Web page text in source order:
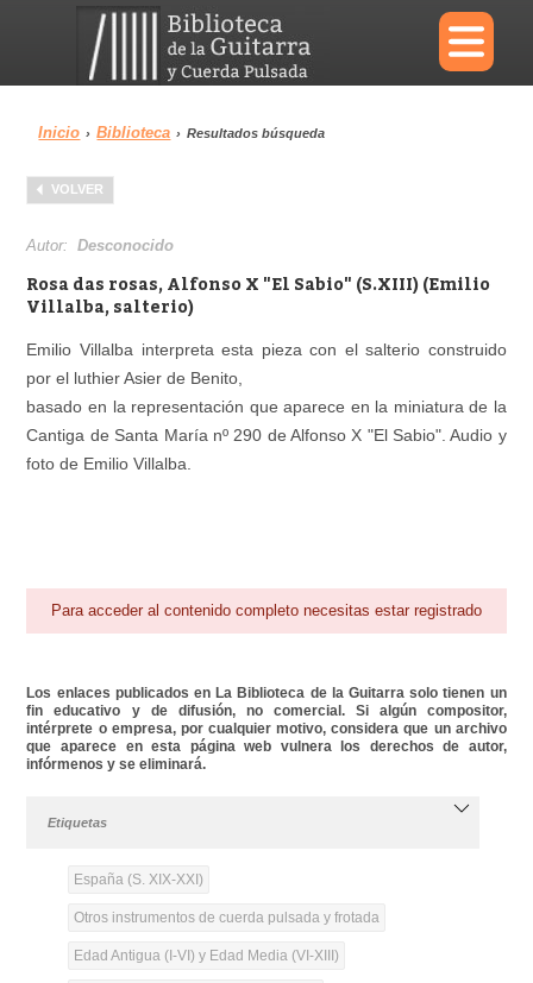
×
Menu
Biblioteca
Área personal
Inicio › Biblioteca › Resultados búsqueda
VOLVER
Autor:Desconocido
Rosa das rosas, Alfonso X "El Sabio" (S.XIII) (Emilio
Villalba, salterio)
Emilio Villalba interpreta esta pieza con el salterio construido
por el luthier Asier de Benito,
basado en la representación que aparece en la miniatura de la
Cantiga de Santa María nº 290 de Alfonso X "El Sabio". Audio y
foto de Emilio Villalba.
Para acceder al contenido completo necesitas estar registrado
Los enlaces publicados en La Biblioteca de la Guitarra solo tienen un
fin educativo y de difusión, no comercial. Si algún compositor,
intérprete o empresa, por cualquier motivo, considera que un archivo
que aparece en esta página web vulnera los derechos de autor,
infórmenos y se eliminará.
Etiquetas
España (S. XIX-XXI)
Otros instrumentos de cuerda pulsada y frotada
Edad Antigua (I-VI) y Edad Media (VI-XIII)